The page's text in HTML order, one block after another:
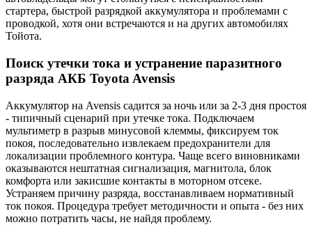
стартера, быстрой разрядкой аккумулятора и проблемами с
проводкой, хотя они встречаются и на других автомобилях
Тойота.
Поиск утечки тока и устранение паразитного
разряда АКБ Toyota Avensis
Аккумулятор на Avensis садится за ночь или за 2-3 дня простоя
- типичный сценарий при утечке тока. Подключаем
мультиметр в разрыв минусовой клеммы, фиксируем ток
покоя, последовательно извлекаем предохранители для
локализации проблемного контура. Чаще всего виновниками
оказываются нештатная сигнализация, магнитола, блок
комфорта или закисшие контакты в моторном отсеке.
Устраняем причину разряда, восстанавливаем нормативный
ток покоя. Процедура требует методичности и опыта - без них
можно потратить часы, не найдя проблему.